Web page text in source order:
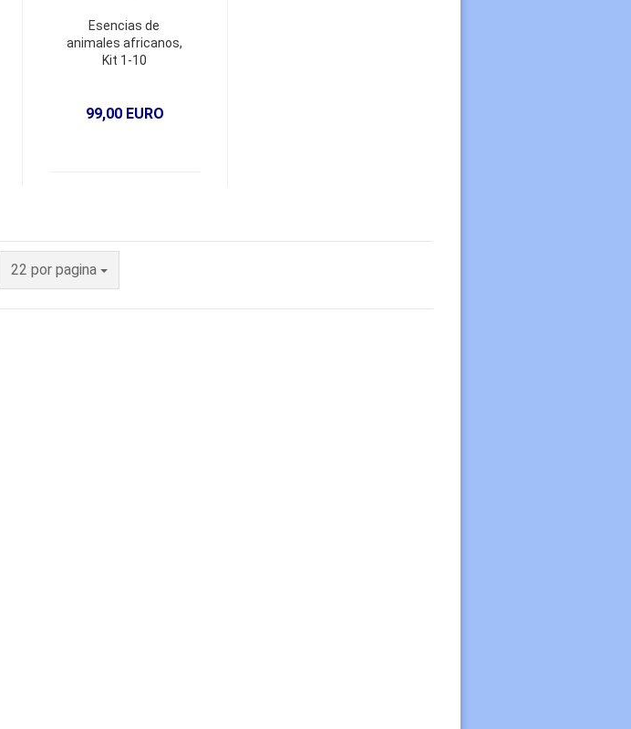
Esencias de
animales africanos,
Kit 1-10
99,00 EURO
22 por pagina